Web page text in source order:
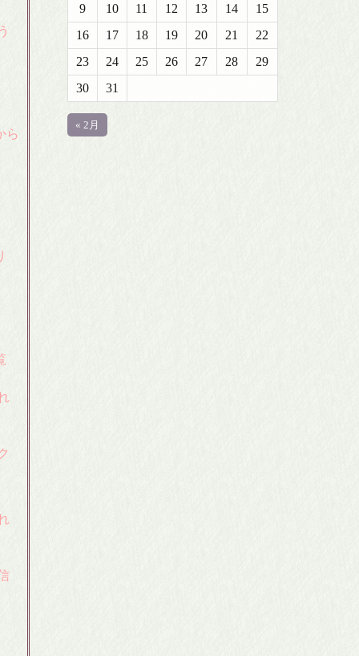
ら
9
10 11 12 13 14
15
16
17 18 19 20 21
22
23
24 25 26 27 28
29
30
31
« 2月